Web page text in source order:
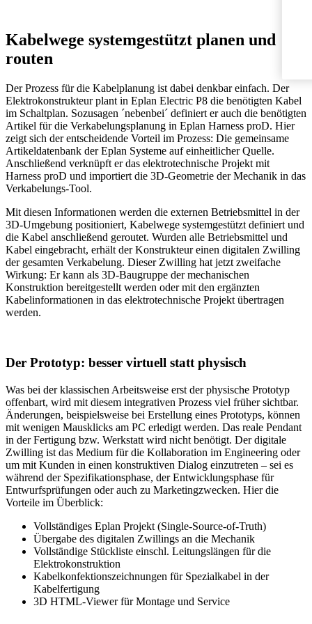
Kabelwege systemgestützt planen und
routen
Der Prozess für die Kabelplanung ist dabei denkbar einfach. Der
Elektrokonstrukteur plant in Eplan Electric P8 die benötigten Kabel
im Schaltplan. Sozusagen ´nebenbei´ definiert er auch die benötigten
Artikel für die Verkabelungsplanung in Eplan Harness proD. Hier
zeigt sich der entscheidende Vorteil im Prozess: Die gemeinsame
Artikeldatenbank der Eplan Systeme auf einheitlicher Quelle.
Anschließend verknüpft er das elektrotechnische Projekt mit
Harness proD und importiert die 3D-Geometrie der Mechanik in das
Verkabelungs-Tool.
Mit diesen Informationen werden die externen Betriebsmittel in der
3D-Umgebung positioniert, Kabelwege systemgestützt definiert und
die Kabel anschließend geroutet. Wurden alle Betriebsmittel und
Kabel eingebracht, erhält der Konstrukteur einen digitalen Zwilling
der gesamten Verkabelung. Dieser Zwilling hat jetzt zweifache
Wirkung: Er kann als 3D-Baugruppe der mechanischen
Konstruktion bereitgestellt werden oder mit den ergänzten
Kabelinformationen in das elektrotechnische Projekt übertragen
werden.
Der Prototyp: besser virtuell statt physisch
Was bei der klassischen Arbeitsweise erst der physische Prototyp
offenbart, wird mit diesem integrativen Prozess viel früher sichtbar.
Änderungen, beispielsweise bei Erstellung eines Prototyps, können
mit wenigen Mausklicks am PC erledigt werden. Das reale Pendant
in der Fertigung bzw. Werkstatt wird nicht benötigt. Der digitale
Zwilling ist das Medium für die Kollaboration im Engineering oder
um mit Kunden in einen konstruktiven Dialog einzutreten – sei es
während der Spezifikationsphase, der Entwicklungsphase für
Entwurfsprüfungen oder auch zu Marketingzwecken. Hier die
Vorteile im Überblick:
Vollständiges Eplan Projekt (Single-Source-of-Truth)
Übergabe des digitalen Zwillings an die Mechanik
Vollständige Stückliste einschl. Leitungslängen für die
Elektrokonstruktion
Kabelkonfektionszeichnungen für Spezialkabel in der
Kabelfertigung
3D HTML-Viewer für Montage und Service